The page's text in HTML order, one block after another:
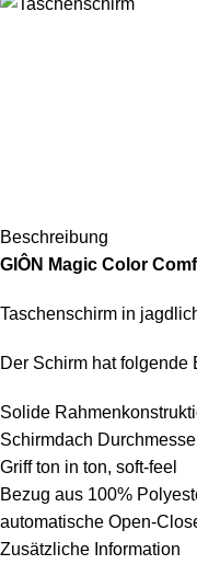
Beschreibung
GIÔN Magic Color
Taschenschirm in
Der Schirm hat folgende
Solide
Schirmdach
Griff ton in ton, soft-feel
Bezug aus 100%
automatische Open-
Zusätzliche Information